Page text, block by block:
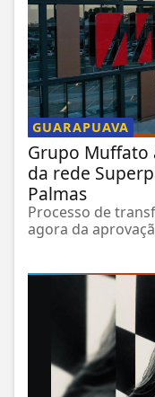
GUARAPUAVA
Grupo Muffato
da rede
Palmas
Processo de
agora da